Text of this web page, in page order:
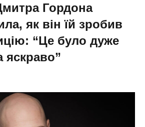
Гордона
як він їй зробив
“Це було дуже
яскраво”